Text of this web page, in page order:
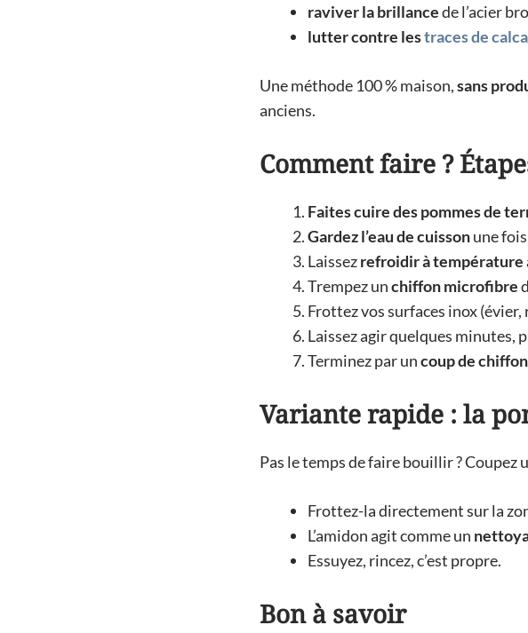
raviver la brillancede l’acier
lutter contre lestraces de
Une méthode 100 % maison,sans
anciens.
Comment faire ?
Faites cuire des pommes de
Gardez l’eau de cuissonune
Laissezrefroidir à température
Trempez unchiffon microfibre
Frottez vos surfaces inox
Laissez agir quelques minutes,
Terminez par uncoup de
Variante rapide : la
Pas le temps de faire bouillir ? Coupez
Frottez-la directement sur la
L’amidon agit comme un
Essuyez, rincez, c’est propre.
Bon à savoir